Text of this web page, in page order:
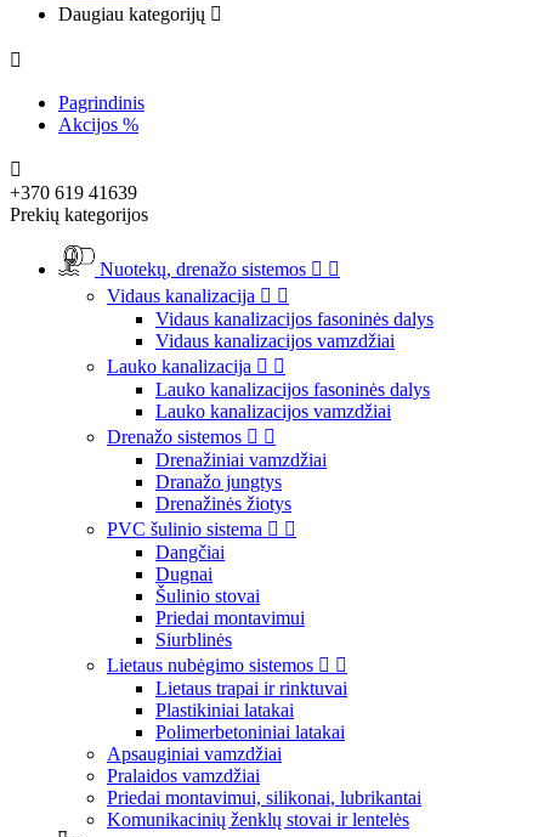
Daugiau kategorijų 

Pagrindinis
Akcijos %

+370 619 41639
Prekių kategorijos
Nuotekų, drenažo sistemos  
Vidaus kanalizacija  
Vidaus kanalizacijos fasoninės dalys
Vidaus kanalizacijos vamzdžiai
Lauko kanalizacija  
Lauko kanalizacijos fasoninės dalys
Lauko kanalizacijos vamzdžiai
Drenažo sistemos  
Drenažiniai vamzdžiai
Dranažo jungtys
Drenažinės žiotys
PVC šulinio sistema  
Dangčiai
Dugnai
Šulinio stovai
Priedai montavimui
Siurblinės
Lietaus nubėgimo sistemos  
Lietaus trapai ir rinktuvai
Plastikiniai latakai
Polimerbetoniniai latakai
Apsauginiai vamzdžiai
Pralaidos vamzdžiai
Priedai montavimui, silikonai, lubrikantai
Komunikacinių ženklų stovai ir lentelės